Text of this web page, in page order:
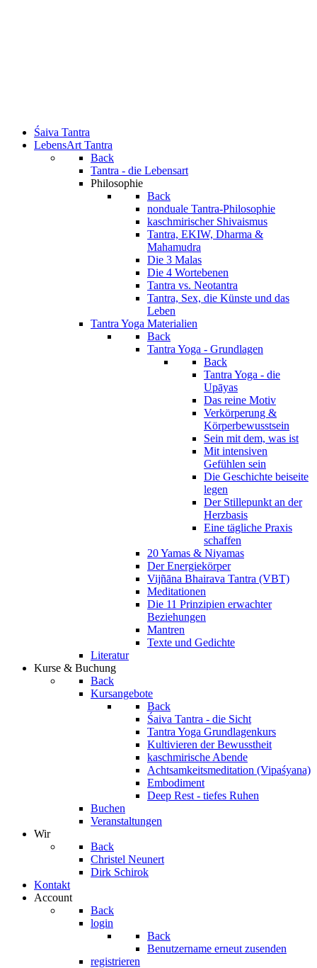
Śaiva Tantra
LebensArt Tantra
Back
Tantra - die Lebensart
Philosophie
Back
nonduale Tantra-Philosophie
kaschmirischer Shivaismus
Tantra, EKIW, Dharma &
Mahamudra
Die 3 Malas
Die 4 Wortebenen
Tantra vs. Neotantra
Tantra, Sex, die Künste und das
Leben
Tantra Yoga Materialien
Back
Tantra Yoga - Grundlagen
Back
Tantra Yoga - die
Upāyas
Das reine Motiv
Verkörperung &
Körperbewusstsein
Sein mit dem, was ist
Mit intensiven
Gefühlen sein
Die Geschichte beiseite
legen
Der Stillepunkt an der
Herzbasis
Eine tägliche Praxis
schaffen
20 Yamas & Niyamas
Der Energiekörper
Vijñāna Bhairava Tantra (VBT)
Meditationen
Die 11 Prinzipien erwachter
Beziehungen
Mantren
Texte und Gedichte
Literatur
Kurse & Buchung
Back
Kursangebote
Back
Śaiva Tantra - die Sicht
Tantra Yoga Grundlagenkurs
Kultivieren der Bewusstheit
kaschmirische Abende
Achtsamkeitsmeditation (Vipaśyana)
Embodiment
Deep Rest - tiefes Ruhen
Buchen
Veranstaltungen
Wir
Back
Christel Neunert
Dirk Schirok
Kontakt
Account
Back
login
Back
Benutzername erneut zusenden
registrieren